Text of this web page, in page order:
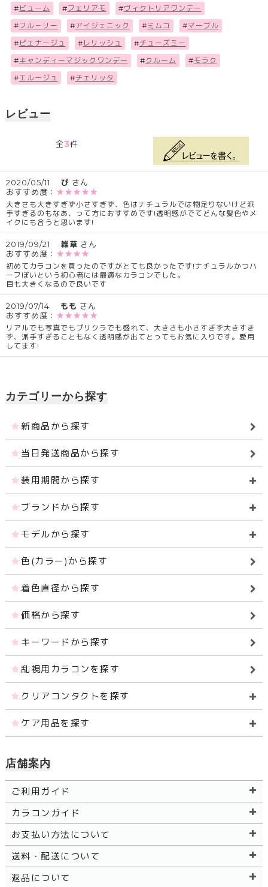
# ビューム #フェリアモ #ヴィクトリアワンデー
#フル－リー #アイジェニック #ミムコ #マーブル
# ピエナージュ # レリッシュ #チューズミー
#キャンディーマジックワンデー #クルーム #モラク
#エルージュ #チェリッタ
レビュー
全3件
2020/05/11 ぴ さん
おすすめ度： ★★★★★
大きさも大きすぎず小さすぎず、色はナチュラルでは物足りないけど派
手すぎるのもなあ、って方におすすめです!透明感がでてどんな髪色やメ
イクにも合うと思います!
2019/09/21 雑草 さん
おすすめ度： ★★★★
初めてカラコンを買ったのですがとても良かったです!ナチュラルかつハ
ーフぽいという初心者には最適なカラコンでした。
目も大きくなるので良いです
2019/07/14 もも さん
おすすめ度： ★★★★★
リアルでも写真でもプリクラでも盛れて、大きさも小さすぎず大きすき
ず、派手すぎることもなく透明感が出てとってもお気に入りです。愛用
してます!
カテゴリーから探す
新商品から探す
当日発送商品から探す
装用期間から探す
ブランドから探す
モデルから探す
色(カラー)から探す
着色直径から探す
価格から探す
キーワードから探す
乱視用カラコンを探す
クリアコンタクトを探す
ケア用品を探す
店舗案内
ご利用ガイド
カラコンガイド
お支払い方法について
送料・配送について
返品について